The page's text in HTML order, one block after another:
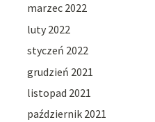
marzec 2022
luty 2022
styczeń 2022
grudzień 2021
listopad 2021
październik 2021